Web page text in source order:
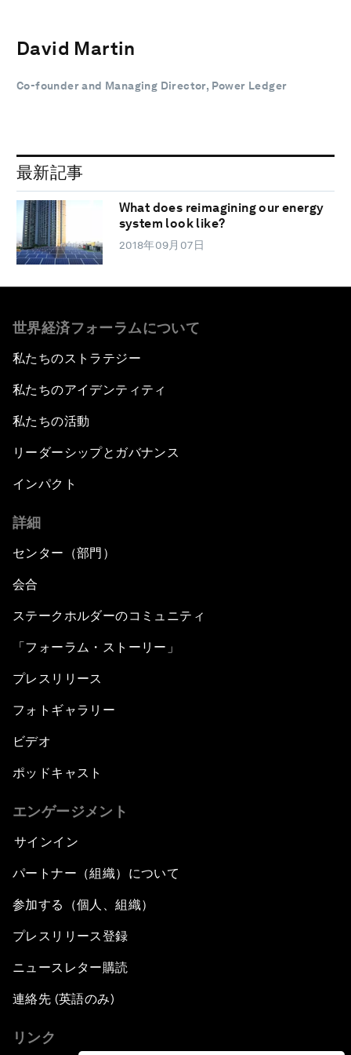
David Martin
Co-founder and Managing Director, Power Ledger
最新記事
What does reimagining our energy
system look like?
2018年09月07日
世界経済フォーラムについて
私たちのストラテジー
私たちのアイデンティティ
私たちの活動
リーダーシップとガバナンス
インパクト
詳細
センター（部門）
会合
ステークホルダーのコミュニティ
「フォーラム・ストーリー」
プレスリリース
フォトギャラリー
ビデオ
ポッドキャスト
エンゲージメント
サインイン
パートナー（組織）について
参加する（個人、組織）
プレスリリース登録
ニュースレター購読
連絡先 (英語のみ)
リンク